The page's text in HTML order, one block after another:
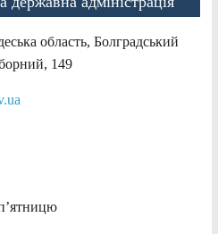
область, Болградський
149